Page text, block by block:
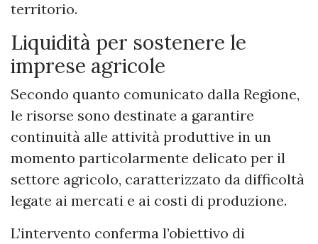
territorio.
Liquidità per sostenere le
imprese agricole
Secondo quanto comunicato dalla Regione,
le risorse sono destinate a garantire
continuità alle attività produttive in un
momento particolarmente delicato per il
settore agricolo, caratterizzato da difficoltà
legate ai mercati e ai costi di produzione.
L’intervento conferma l’obiettivo di